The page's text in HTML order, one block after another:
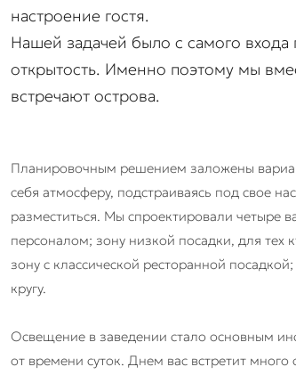
настроение гостя.
Нашей задачей было с самого входа
открытость. Именно поэтому мы
встречают острова.
Планировочным решением заложены
себя атмосферу, подстраиваясь под свое
разместиться. Мы спроектировали четыре
персоналом; зону низкой посадки, для тех
зону с классической ресторанной
кругу.
Освещение в заведении стало основным
от времени суток. Днем вас встретит